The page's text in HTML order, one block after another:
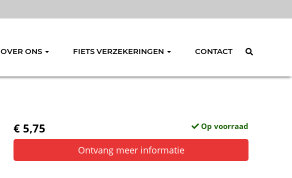
OVER ONS FIETS VERZEKERINGEN CONTACT
€ 5,75
Op voorraad
Ontvang meer informatie